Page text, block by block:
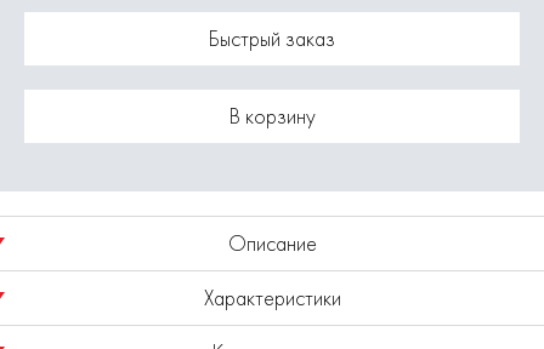
Быстрый заказ
В корзину
Описание
Фрезер Ф 1800Э (E2212.005.00) с электродвигателем
мощностью 1800 Вт и электронной регулировкой скорости
Характеристики